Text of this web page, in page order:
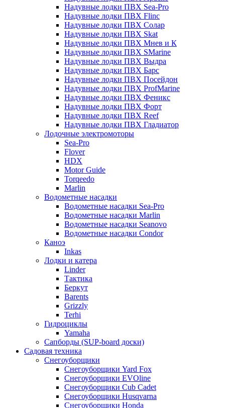
Надувные лодки ПВХ Sea-Pro
Надувные лодки ПВХ Flinc
Надувные лодки ПВХ Солар
Надувные лодки ПВХ Skat
Надувные лодки ПВХ Мнев и К
Надувные лодки ПВХ SMarine
Надувные лодки ПВХ Выдра
Надувные лодки ПВХ Барс
Надувные лодки ПВХ Посейдон
Надувные лодки ПВХ ProfMarine
Надувные лодки ПВХ Феникс
Надувные лодки ПВХ Форт
Надувные лодки ПВХ Reef
Надувные лодки ПВХ Гладиатор
Лодочные электромоторы
Sea-Pro
Flover
HDX
Motor Guide
Torqeedo
Marlin
Водометные насадки
Водометные насадки Sea-Pro
Водометные насадки Marlin
Водометные насадки Seanovo
Водометные насадки Condor
Каноэ
Inkas
Лодки и катера
Linder
Тактика
Беркут
Barents
Grizzly
Terhi
Гидроциклы
Yamaha
Сапборды (SUP-board доски)
Садовая техника
Снегоуборщики
Снегоуборщики Yard Fox
Снегоуборщики EVOline
Снегоуборщики Cub Cadet
Снегоуборщики Husqvarna
Снегоуборщики Honda